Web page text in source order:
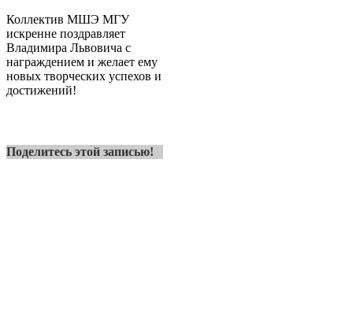
Коллектив МШЭ МГУ
искренне поздравляет
Владимира Львовича с
награждением и желает ему
новых творческих успехов и
достижений!
Поделитесь этой записью!